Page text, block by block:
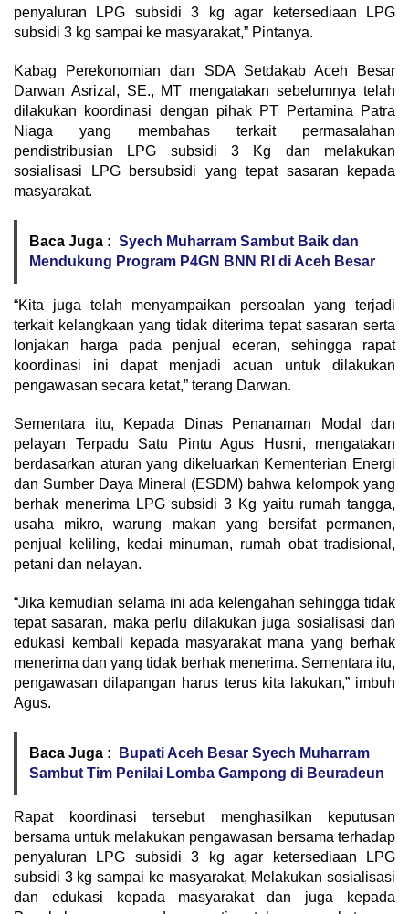
penyaluran LPG subsidi 3 kg agar ketersediaan LPG
subsidi 3 kg sampai ke masyarakat,” Pintanya.
Kabag Perekonomian dan SDA Setdakab Aceh Besar
Darwan Asrizal, SE., MT mengatakan sebelumnya telah
dilakukan koordinasi dengan pihak PT Pertamina Patra
Niaga yang membahas terkait permasalahan
pendistribusian LPG subsidi 3 Kg dan melakukan
sosialisasi LPG bersubsidi yang tepat sasaran kepada
masyarakat.
Baca Juga : Syech Muharram Sambut Baik dan
Mendukung Program P4GN BNN RI di Aceh Besar
“Kita juga telah menyampaikan persoalan yang terjadi
terkait kelangkaan yang tidak diterima tepat sasaran serta
lonjakan harga pada penjual eceran, sehingga rapat
koordinasi ini dapat menjadi acuan untuk dilakukan
pengawasan secara ketat,” terang Darwan.
Sementara itu, Kepada Dinas Penanaman Modal dan
pelayan Terpadu Satu Pintu Agus Husni, mengatakan
berdasarkan aturan yang dikeluarkan Kementerian Energi
dan Sumber Daya Mineral (ESDM) bahwa kelompok yang
berhak menerima LPG subsidi 3 Kg yaitu rumah tangga,
usaha mikro, warung makan yang bersifat permanen,
penjual keliling, kedai minuman, rumah obat tradisional,
petani dan nelayan.
“Jika kemudian selama ini ada kelengahan sehingga tidak
tepat sasaran, maka perlu dilakukan juga sosialisasi dan
edukasi kembali kepada masyarakat mana yang berhak
menerima dan yang tidak berhak menerima. Sementara itu,
pengawasan dilapangan harus terus kita lakukan,” imbuh
Agus.
Baca Juga :
Bupati Aceh Besar Syech Muharram
Sambut Tim Penilai Lomba Gampong di Beuradeun
Rapat koordinasi tersebut menghasilkan keputusan
bersama untuk melakukan pengawasan bersama terhadap
penyaluran LPG subsidi 3 kg agar ketersediaan LPG
subsidi 3 kg sampai ke masyarakat, Melakukan sosialisasi
dan edukasi kepada masyarakat dan juga kepada